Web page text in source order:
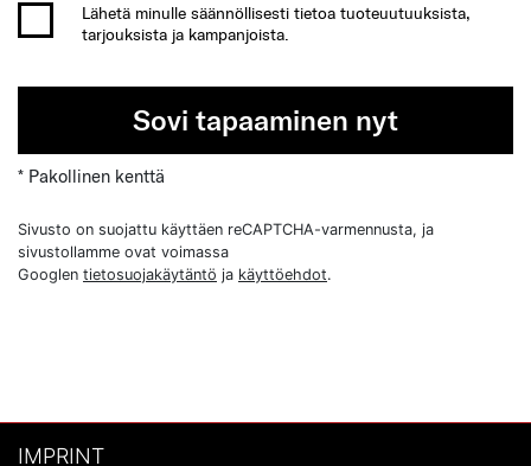
Lähetä minulle säännöllisesti tietoa tuoteuutuuksista,
tarjouksista ja kampanjoista.
Sovi tapaaminen nyt
* Pakollinen kenttä
Sivusto on suojattu käyttäen reCAPTCHA-varmennusta, ja
sivustollamme ovat voimassa
Googlen tietosuojakäytäntö ja käyttöehdot.
IMPRINT